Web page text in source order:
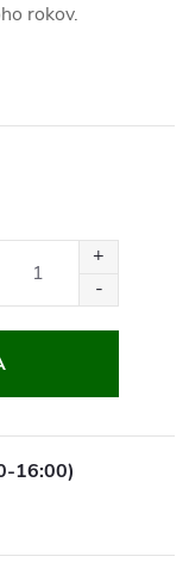
rokov.
16:00)